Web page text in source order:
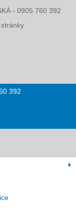
- 0905 760 392
392